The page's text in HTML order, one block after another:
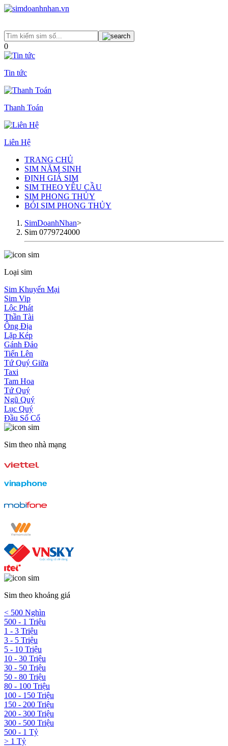
0
Tin tức
Thanh Toán
Liên Hệ
TRANG CHỦ
SIM NĂM SINH
ĐỊNH GIÁ SIM
SIM THEO YÊU CẦU
SIM PHONG THỦY
BÓI SIM PHONG THỦY
SimDoanhNhan>
Sim 0779724000
Loại sim
Sim Khuyến Mại
Sim Vip
Lộc Phát
Thần Tài
Ông Địa
Lặp Kép
Gánh Đảo
Tiến Lên
Tứ Quý Giữa
Taxi
Tam Hoa
Tứ Quý
Ngũ Quý
Lục Quý
Đầu Số Cổ
Sim theo nhà mạng
Sim theo khoảng giá
< 500 Nghìn
500 - 1 Triệu
1 - 3 Triệu
3 - 5 Triệu
5 - 10 Triệu
10 - 30 Triệu
30 - 50 Triệu
50 - 80 Triệu
80 - 100 Triệu
100 - 150 Triệu
150 - 200 Triệu
200 - 300 Triệu
300 - 500 Triệu
500 - 1 Tỷ
> 1 Tỷ